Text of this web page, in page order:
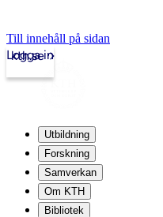
Till innehåll på sidan
kth.se
Logga in
Utbildning
Forskning
Samverkan
Om KTH
Bibliotek